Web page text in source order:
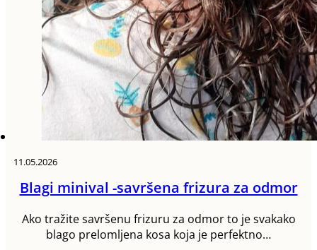
11.05.2026
Blagi minival -savršena frizura za odmor
Ako tražite savršenu frizuru za odmor to je svakako
blago prelomljena kosa koja je perfektno…